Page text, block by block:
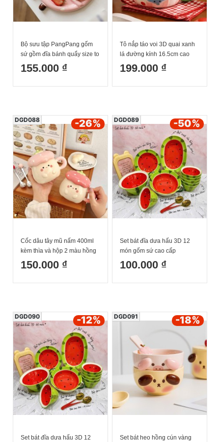
Bộ sưu tập PangPang gốm
sứ gồm đĩa bánh quẩy size to
2 màu nâu hồng cốc
PangPang thìa quẩy
155.000 ₫
Tô nắp táo voi 3D quai xanh
lá đường kính 16.5cm cao
7.5cm cả nắp 12.5cm dung
tích 750ml
199.000 ₫
Cốc dâu tây mũ nấm 400ml
kèm thìa và hộp 2 màu hồng
đậm và hồng nhạt
150.000 ₫
DGD088 -26%
Set bát đĩa dưa hấu 3D 12
món gốm sứ cao cấp
100.000 ₫
DGD089 -50%
Set bát đĩa dưa hấu 3D 12
DGD090 -12%
Set bát heo hồng cún vàng
DGD091 -18%